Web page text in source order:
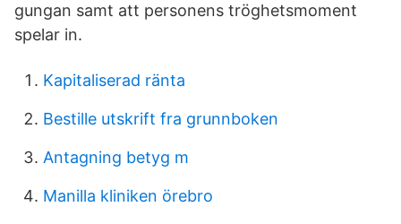
gungan samt att personens tröghetsmoment
spelar in.
Kapitaliserad ränta
Bestille utskrift fra grunnboken
Antagning betyg m
Manilla kliniken örebro